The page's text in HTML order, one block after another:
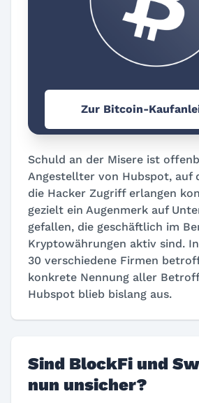
Zur Bitcoin-
Schuld an der Misere ist
Angestellter von Hubspot, auf
die Hacker Zugriff erlangen
gezielt ein Augenmerk auf
gefallen, die geschäftlich im
Kryptowährungen aktiv sind.
30 verschiedene Firmen
konkrete Nennung aller
Hubspot blieb bislang aus.
Sind BlockFi und
nun unsicher?